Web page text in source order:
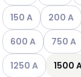
Katso
150 A Katso
200 A
Katso
600 A Katso
750 A
Katso
1250 A 1500